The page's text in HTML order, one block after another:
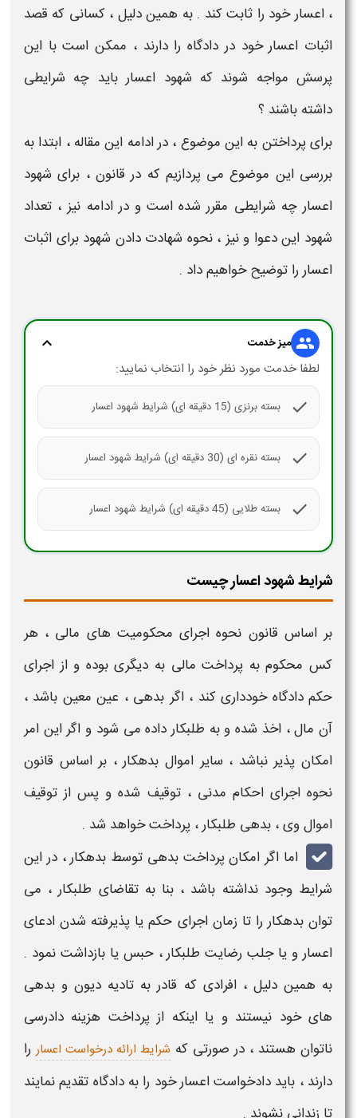
،اعسارخود را ثابت کند . به همین دلیل ، کسانی که قصد
اثبات اعسارخود در دادگاه را دارند ، ممکن است با این
پرسش مواجه شوند که شهود اعسار باید چه شرایطی
داشته باشند ؟
برای پرداختن به این موضوع ، در ادامه این مقاله ، ابتدا به
بررسی این موضوع می پردازیم که در قانون ، برایشهود
اعسار چه شرایطی مقرر شده است و در ادامه نیز ، تعداد
شهود این دعوا و نیز ، نحوه شهادت دادن شهود برای اثبات
اعساررا توضیح خواهیم داد .
group میز خدمت expand_more
لطفا خدمت مورد نظر خود را انتخاب نمایید:
check بسته برنزی (15 دقیقه ای) شرایط شهود اعسار
check بسته نقره ای (30 دقیقه ای) شرایط شهود اعسار
check بسته طلایی (45 دقیقه ای) شرایط شهود اعسار
شرایط شهود اعسار چیست
بر اساس قانون نحوه اجرای محکومیت های مالی ، هر
کس محکوم به پرداخت مالی به دیگری بوده و از اجرای
حکم دادگاه خودداری کند ، اگر بدهی ، عین معین باشد ،
آن مال ، اخذ شده و به طلبکار داده می شود و اگر این امر
امکان پذیر نباشد ، سایر اموال بدهکار ، بر اساس قانون
نحوه اجرای احکام مدنی ، توقیف شده و پس از توقیف
اموال وی ، بدهی طلبکار ، پرداخت خواهد شد .
اما اگر امکان پرداخت بدهی توسط بدهکار ، در این
شرایطوجود نداشته باشد ، بنا به تقاضای طلبکار ، می
توان بدهکار را تا زمان اجرای حکم یا پذیرفته شدن ادعای
اعسارو یا جلب رضایت طلبکار ، حبس یا بازداشت نمود .
به همین دلیل ، افرادی که قادر به تادیه دیون و بدهی
های خود نیستند و یا اینکه از پرداخت هزینه دادرسی
ناتوان هستند ، در صورتی که شرایط ارائه درخواست اعساررا
دارند ، باید دادخواست اعسار خود را به دادگاه تقدیم نمایند